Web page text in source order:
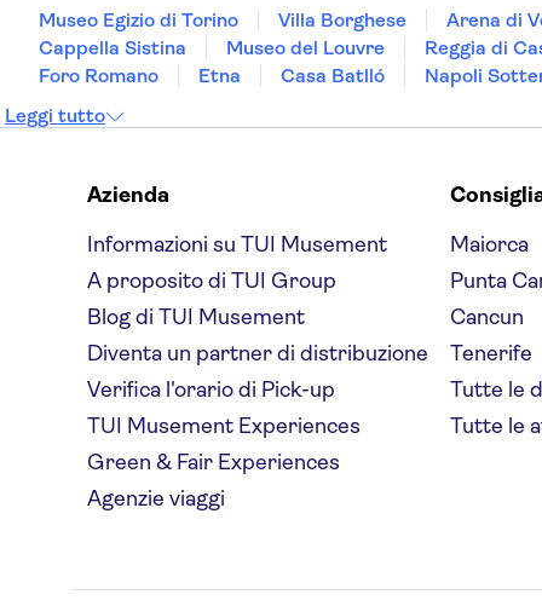
NK Hotel
Susuzlu Hotel
KY CONTINENTAL HOTEL
Bianca residence
Walk In Hotel
Otel Kaya
Lazz Hotel by Ketenci
Museo Egizio di Torino Villa Borghese Arena di
Cappella Sistina
Museo del Louvre Reggia di
Foro Romano
Etna Casa Batlló
Napoli
Leggi tutto
Azienda
Informazioni su TUI Musement
A proposito di TUI Group
Blog di TUI Musement
Diventa un partner di distribuzione
Verifica l'orario di Pick-up
TUI Musement Experiences
Green & Fair Experiences
Agenzie viaggi
Maiorca
Punta
Cancun
Tenerife
Tutte le
Tutte le